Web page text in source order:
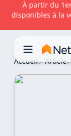
À partir du
disponibles à la
Accueil Article